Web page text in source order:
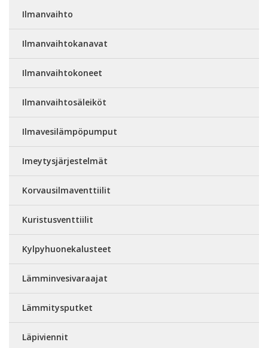
Ilmanvaihto
Ilmanvaihtokanavat
Ilmanvaihtokoneet
Ilmanvaihtosäleiköt
Ilmavesilämpöpumput
Imeytysjärjestelmät
Korvausilmaventtiilit
Kuristusventtiilit
Kylpyhuonekalusteet
Lämminvesivaraajat
Lämmitysputket
Läpiviennit